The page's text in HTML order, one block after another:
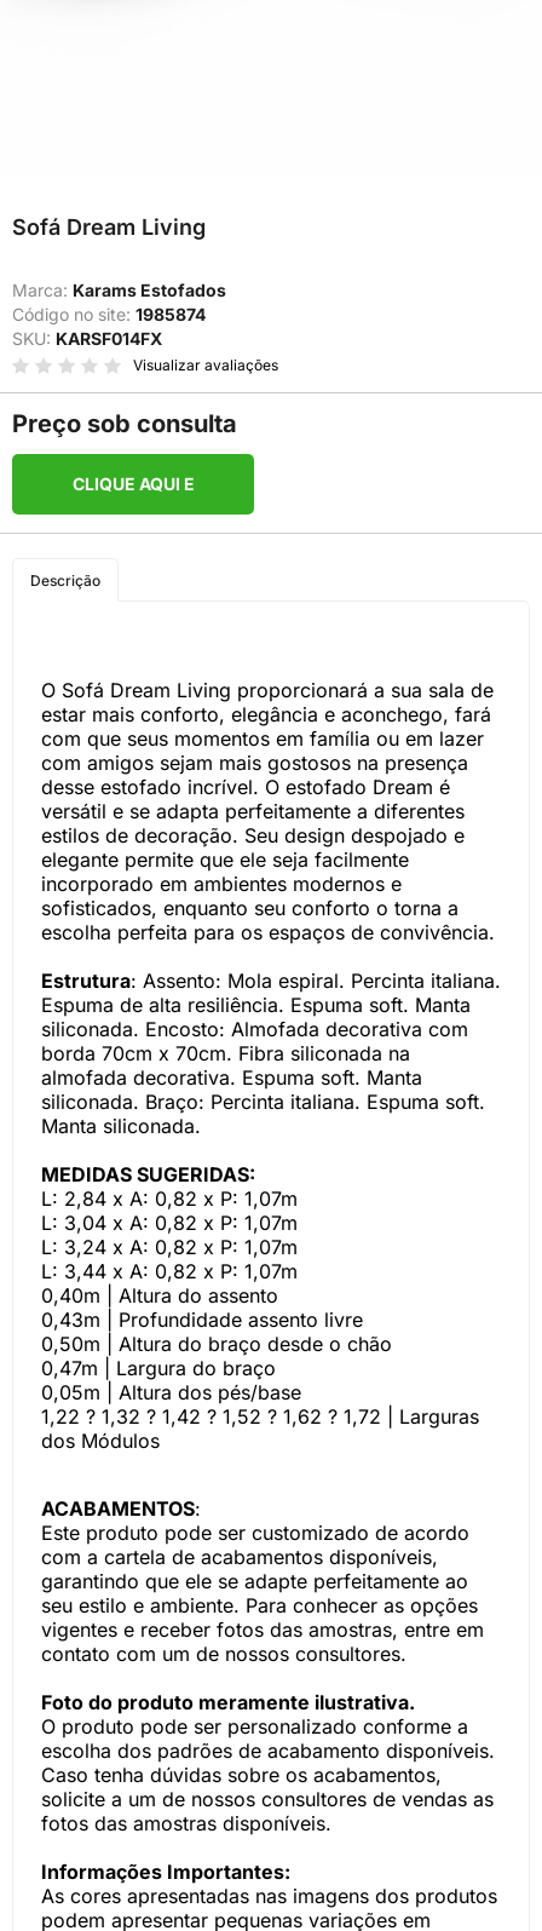
Sofá Dream Living
Marca: Karams Estofados
Código no site: 1985874
SKU: KARSF014FX
Visualizar avaliações
Preço sob consulta
CLIQUE AQUI E
Descrição
O Sofá Dream Living proporcionará a sua sala de
estar mais conforto, elegância e aconchego, fará
com que seus momentos em família ou em lazer
com amigos sejam mais gostosos na presença
desse estofado incrível. O estofado Dream é
versátil e se adapta perfeitamente a diferentes
estilos de decoração. Seu design despojado e
elegante permite que ele seja facilmente
incorporado em ambientes modernos e
sofisticados, enquanto seu conforto o torna a
escolha perfeita para os espaços de convivência.
Estrutura: Assento: Mola espiral. Percinta italiana.
Espuma de alta resiliência. Espuma soft. Manta
siliconada. Encosto: Almofada decorativa com
borda 70cm x 70cm. Fibra siliconada na
almofada decorativa. Espuma soft. Manta
siliconada. Braço: Percinta italiana. Espuma soft.
Manta siliconada.
MEDIDAS SUGERIDAS:
L: 2,84 x A: 0,82 x P: 1,07m
L: 3,04 x A: 0,82 x P: 1,07m
L: 3,24 x A: 0,82 x P: 1,07m
L: 3,44 x A: 0,82 x P: 1,07m
0,40m | Altura do assento
0,43m | Profundidade assento livre
0,50m | Altura do braço desde o chão
0,47m | Largura do braço
0,05m | Altura dos pés/base
1,22 ? 1,32 ? 1,42 ? 1,52 ? 1,62 ? 1,72 | Larguras
dos Módulos
ACABAMENTOS:
Este produto pode ser customizado de acordo
com a cartela de acabamentos disponíveis,
garantindo que ele se adapte perfeitamente ao
seu estilo e ambiente. Para conhecer as opções
vigentes e receber fotos das amostras, entre em
contato com um de nossos consultores.
Foto do produto meramente ilustrativa.
O produto pode ser personalizado conforme a
escolha dos padrões de acabamento disponíveis.
Caso tenha dúvidas sobre os acabamentos,
solicite a um de nossos consultores de vendas as
fotos das amostras disponíveis.
Informações Importantes:
As cores apresentadas nas imagens dos produtos
podem apresentar pequenas variações em